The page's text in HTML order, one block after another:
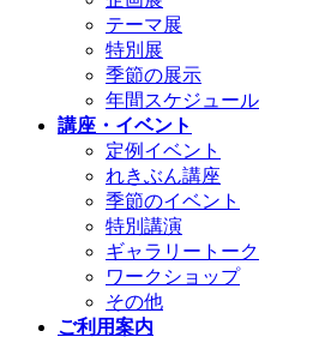
テーマ展
特別展
季節の展示
年間スケジュール
講座・イベント
定例イベント
れきぶん講座
季節のイベント
特別講演
ギャラリートーク
ワークショップ
その他
ご利用案内